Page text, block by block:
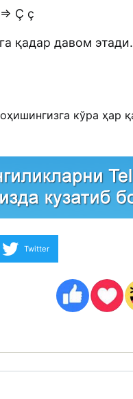
Ç ç
қадар давом этади.
кўра ҳар
Twitter